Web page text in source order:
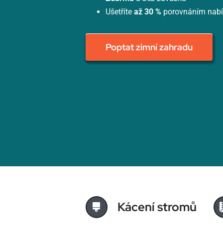
Ušetříte až 30 %porovnáním
Poptat zimní zahradu
Kácení stromů